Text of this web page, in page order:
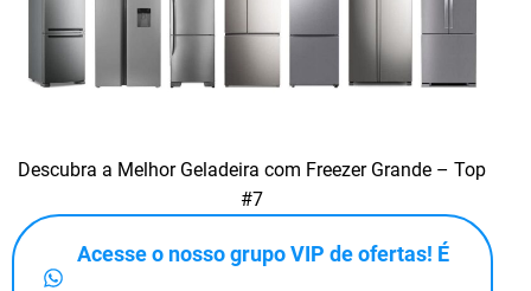
Descubra a Melhor Geladeira com Freezer Grande – Top
#7
Acesse o nosso grupo VIP de ofertas! É